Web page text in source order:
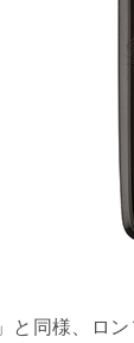
と同様、ロ